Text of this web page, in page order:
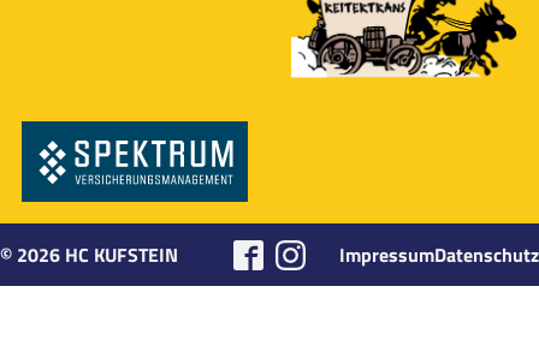
© 2026 HC KUFSTEIN ImpressumDatenschutz